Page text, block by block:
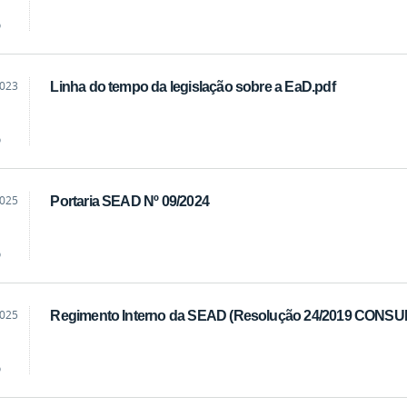
Linha do tempo da legislação sobre a EaD.pdf
Portaria SEAD Nº 09/2024
Regimento Interno da SEAD (Resolução 24/2019